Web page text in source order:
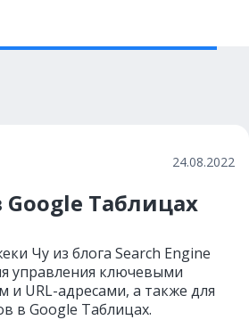
24.08.2022
Таблицах
Чу из блога Search Engine
управления ключевыми
и URL-адресами, а также для
в Google Таблицах.